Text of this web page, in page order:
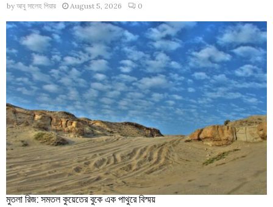
by আবু সালেহ পিয়ার August 5, 2026 0
মুতলা রিজ: সমতল কুয়েতের বুকে এক পাথুরে বিস্ময়